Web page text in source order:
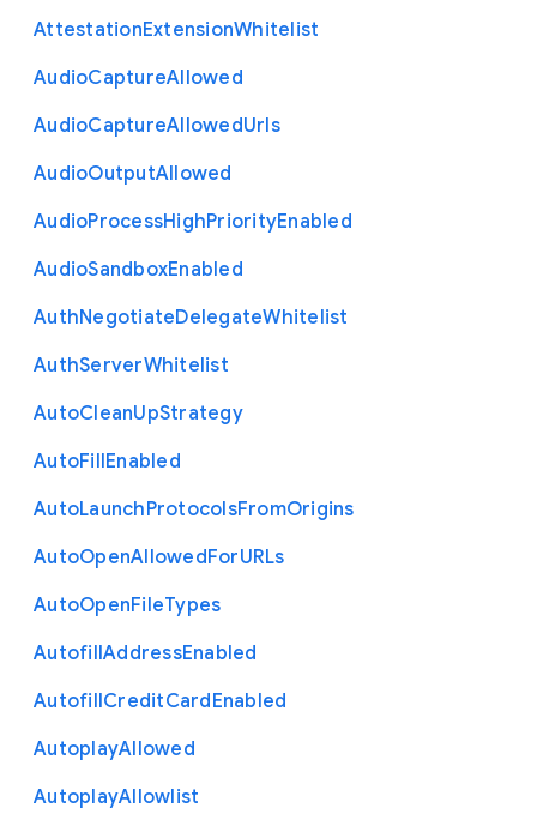
AttestationExtensionWhitelist
AudioCaptureAllowed
AudioCaptureAllowedUrls
AudioOutputAllowed
AudioProcessHighPriorityEnabled
AudioSandboxEnabled
AuthNegotiateDelegateWhitelist
AuthServerWhitelist
AutoCleanUpStrategy
AutoFillEnabled
AutoLaunchProtocolsFromOrigins
AutoOpenAllowedForURLs
AutoOpenFileTypes
AutofillAddressEnabled
AutofillCreditCardEnabled
AutoplayAllowed
AutoplayAllowlist